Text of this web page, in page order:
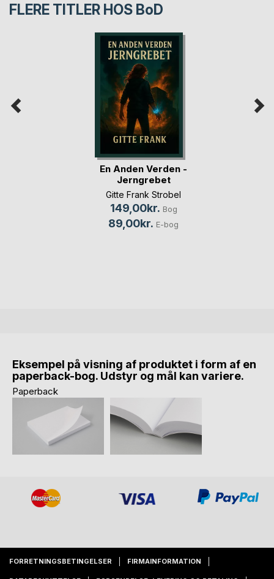
FLERE TITLER HOS BoD
En Anden Verden -
Jerngrebet
Gitte Frank Strobel
149,00kr. Bog
89,00kr. E-bog
Eksempel på visning af produktet i form af en
paperback-bog. Udstyr og mål kan variere.
Paperback
FORRETNINGSBETINGELSER FIRMAINFORMATION